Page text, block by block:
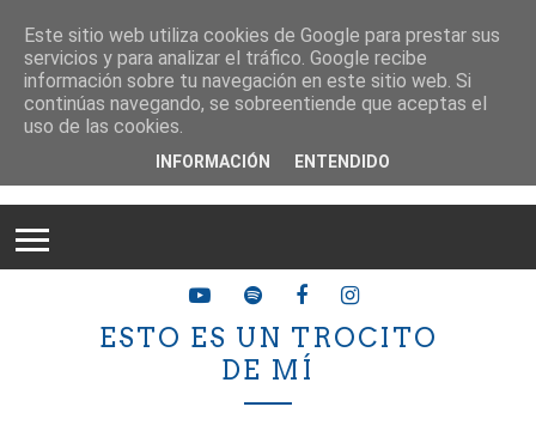
ESTO ES UN TROCITO
DE MÍ
Este sitio web utiliza cookies de Google para prestar sus
servicios y para analizar el tráfico. Google recibe
información sobre tu navegación en este sitio web. Si
continúas navegando, se sobreentiende que aceptas el
uso de las cookies.
INFORMACIÓN ENTENDIDO